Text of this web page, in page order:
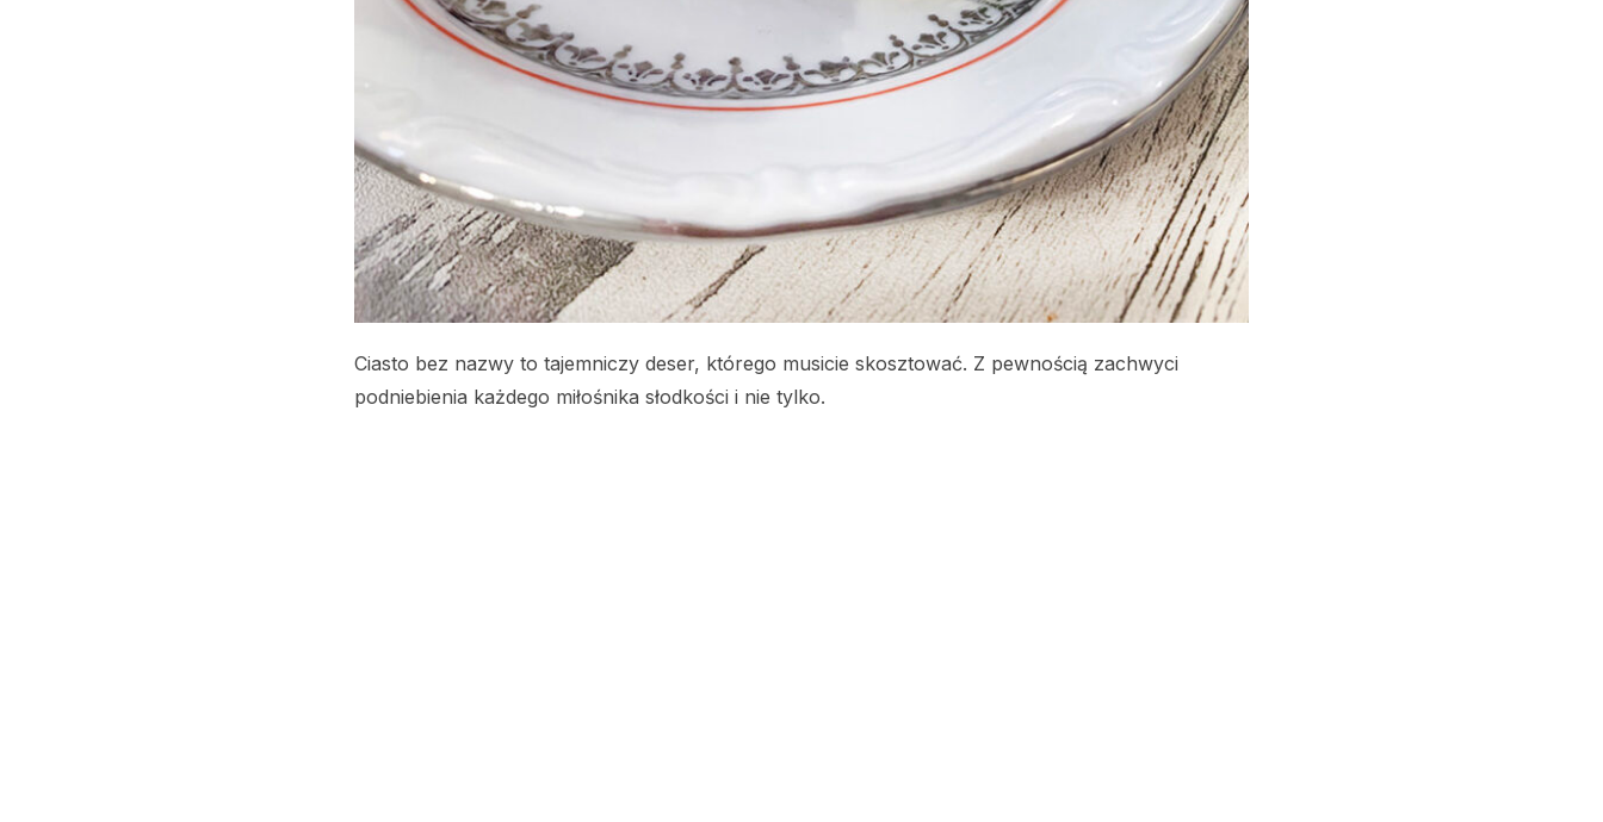
Ciasto bez nazwy to tajemniczy deser, którego musicie skosztować. Z pewnością zachwyci
podniebienia każdego miłośnika słodkości i nie tylko.